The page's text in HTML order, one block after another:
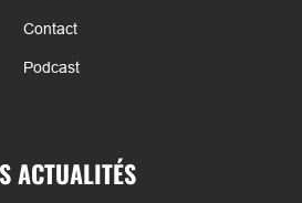
Contact
Podcast
ACTUALITÉS